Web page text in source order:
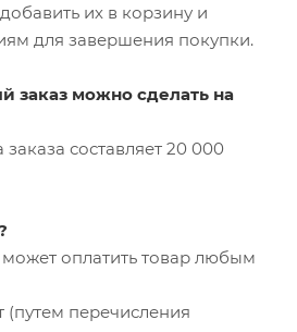
их в корзину и
для завершения покупки.
заказ можно сделать на
составляет 20 000
оплатить товар любым
(путем перечисления